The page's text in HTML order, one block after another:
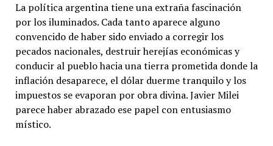
La política argentina tiene una extraña fascinación
por los iluminados. Cada tanto aparece alguno
convencido de haber sido enviado a corregir los
pecados nacionales, destruir herejías económicas y
conducir al pueblo hacia una tierra prometida donde la
inflación desaparece, el dólar duerme tranquilo y los
impuestos se evaporan por obra divina. Javier Milei
parece haber abrazado ese papel con entusiasmo
místico.